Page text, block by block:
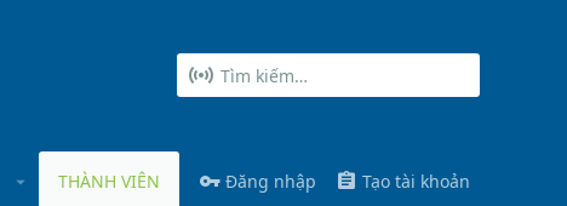
THÀNH VIÊN Đăng nhập Tạo tài khoản